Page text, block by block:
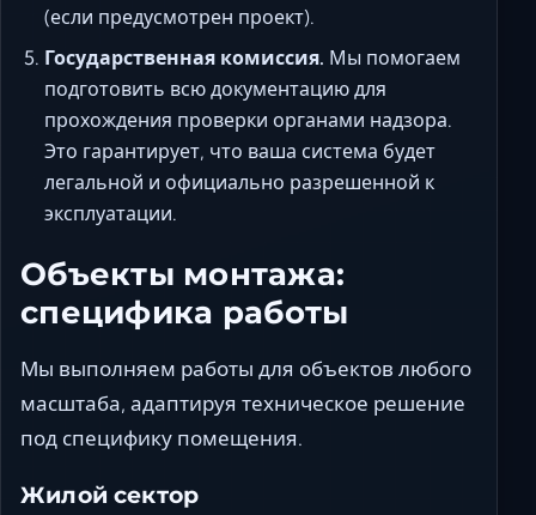
(если предусмотрен проект).
Государственная комиссия. Мы помогаем
подготовить всю документацию для
прохождения проверки органами надзора.
Это гарантирует, что ваша система будет
легальной и официально разрешенной к
эксплуатации.
Объекты монтажа:
специфика работы
Мы выполняем работы для объектов любого
масштаба, адаптируя техническое решение
под специфику помещения.
Жилой сектор